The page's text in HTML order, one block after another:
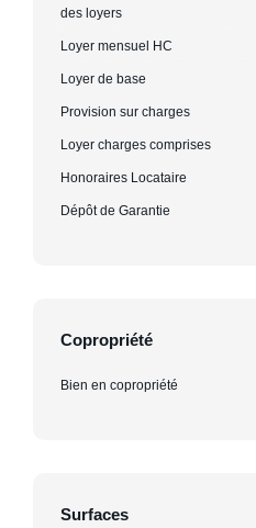
des loyers
Loyer mensuel HC
Loyer de base
Provision sur charges
Loyer charges comprises
Honoraires Locataire
Dépôt de Garantie
Copropriété
Bien en copropriété
Surfaces